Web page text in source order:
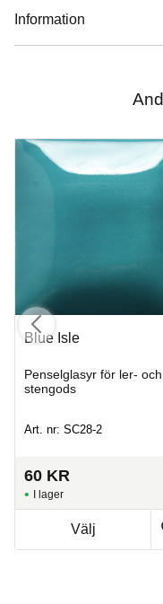
Information
Blue Isle
Penselglasyr för ler- och
stengods
Art. nr: SC28-2
60 KR
I lager